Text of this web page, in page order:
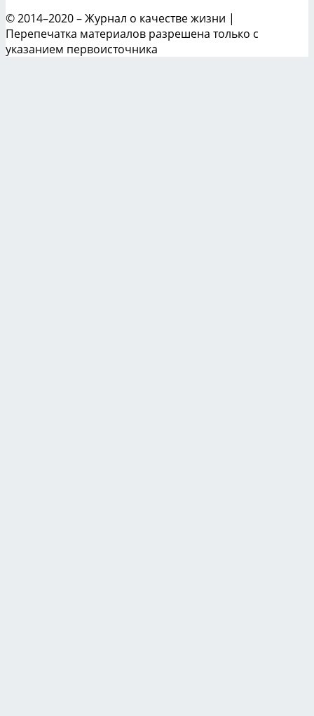
© 2014–2020 – Журнал о качестве жизни |
Перепечатка материалов разрешена только с
указанием первоисточника